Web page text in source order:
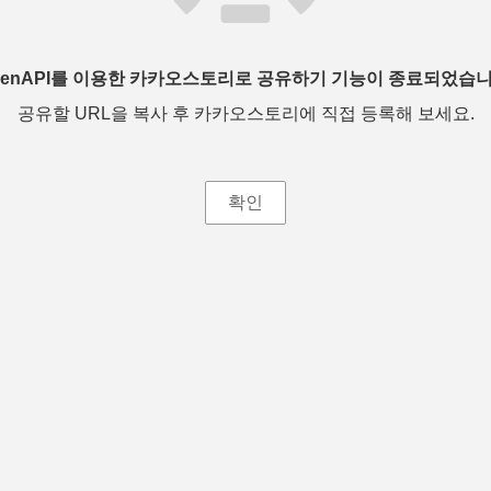
를 이용한 카카오스토리로 공유하기 기능이 종료되었습
공유할 URL을 복사 후 카카오스토리에 직접 등록해 보세요.
확인